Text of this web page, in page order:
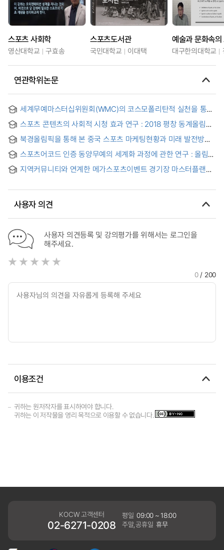
스포츠 사회학
영산대학교 구효송
스포츠도서관
국민대학교 이대택
예술과 문화속
대구한의대학교
연관학위논문
세계무예마스터십위원회(WMC)의 코스모폴리탄적 실천을 통한
국제무예기구로서의 역할
스포츠 콘텐츠의 사회적 시청 효과 연구 : 2018 평창 동계올림픽
관련 트위터 메시지의 텍스트 및 네트워크 분석
북경올림픽을 통해 본 중국 스포츠 마케팅현황과 미래 발전방향
= Situation and Future Direction of Chinese Sport
Marketing throuhg Beijing Olympic Game
스포츠어코드 인증 동양무예의 세계화 과정에 관한 연구 : 올림픽
체계에서의 세계화를 중심으로 = "A Study on the
Globalization Process of Eastern Martial Arts Recognised
of Olympic -"
지역커뮤니티와 연계한 메가스포츠이벤트 경기장 마스터플랜
대상으로
사용자 의견
사용자 의견등록 및 강의평가를 위해서는 로그인을
해주세요.
0/ 200
이용조건
귀하는 원저작자를 표시하여야 합니다.
귀하는 이 저작물을 영리 목적으로 이용할 수 없습니다.
KOCW 고객센터
02-6271-0208
평일 09:00 ~ 18:00
주말,공휴일 휴무